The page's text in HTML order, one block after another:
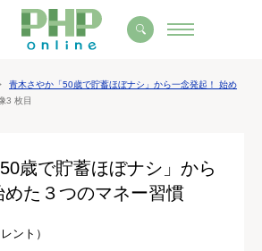
青木さやか「50歳で貯蓄ほぼナシ」から一念発起！ 始め
3 枚目
歳で貯蓄ほぼナシ」から
めた３つのマネー習慣
ント）